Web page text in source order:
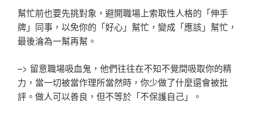
幫忙前也要先挑對象，避開職場上索取性人格的「伸手
牌」同事，以免你的「好心」幫忙，變成「應該」幫忙，
最後淪為一幫再幫。
–> 留意職場吸血鬼，他們往往在不知不覺間吸取你的精
力，當一切被當作理所當然時，你少做了什麼還會被批
評。做人可以善良，但不等於「不保護自己」。